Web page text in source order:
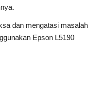
dan mengatasi masalah
Epson L5190